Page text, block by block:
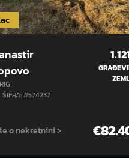
ŠIFRA: #574237
o nekretnini > €